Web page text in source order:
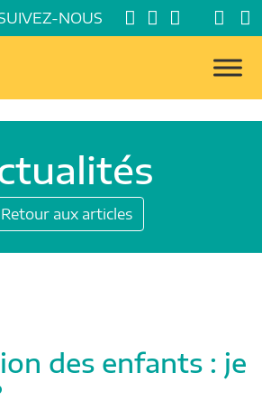
NOUS
Retour aux articles
des enfants : je